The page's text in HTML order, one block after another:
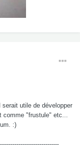
utile de développer
comme "frustule" etc...
:)